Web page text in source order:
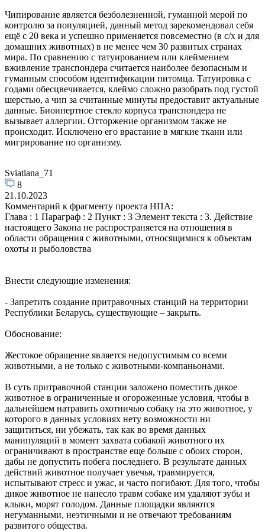
Чипирование является безболезненной, гуманной мерой по
контролю за популяцией, данный метод зарекомендовал себя
ещё с 20 века и успешно применяется повсеместно (в с/х и для
домашних животных) в не менее чем 30 развитых странах
мира. По сравнению с татуированием или клеймением
вживление транспондера считается наиболее безопасным и
гуманным способом идентификации питомца. Татуировка с
годами обесцвечивается, клеймо сложно разобрать под густой
шерстью, а чип за считанные минуты предоставит актуальные
данные. Биоинертное стекло корпуса транспондера не
вызывает аллергии. Отторжение организмом также не
происходит. Исключено его врастание в мягкие ткани или
мигрирование по организму.
Sviatlana_71
8
21.10.2023
Комментарий к фрагменту проекта НПА:
Глава : 1 Параграф : 2 Пункт : 3 Элемент текста : 3. Действие
настоящего Закона не распространяется на отношения в
области обращения с животными, относящимися к объектам
охоты и рыболовства
Внести следующие изменения:
- Запретить создание притравочных станций на территории
Республики Беларусь, существующие – закрыть.
Обоснование:
Жестокое обращение является недопустимым со всеми
животными, а не только с животными-компаньонами.
В суть притравочной станции заложено поместить дикое
животное в ограниченные и огороженные условия, чтобы в
дальнейшем натравить охотничью собаку на это животное, у
которого в данных условиях нету возможности ни
защититься, ни убежать, так как во время данных
манипуляций в момент захвата собакой животного их
ограничивают в пространстве еще больше с обоих сторон,
дабы не допустить побега последнего. В результате данных
действий животное получает увечья, травмируется,
испытывают стресс и ужас, и часто погибают. Для того, чтобы
дикое животное не нанесло травм собаке им удаляют зубы и
клыки, морят голодом. Данные площадки являются
негуманными, неэтичными и не отвечают требованиям
развитого общества.